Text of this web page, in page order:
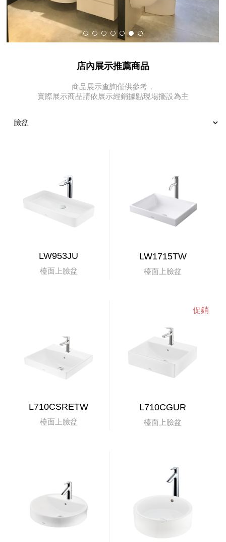
店內展示推薦商品
商品展示查詢僅供參考，
實際展示商品請依展示經銷據點現場擺設為主
LW953JU
檯面上臉盆
LW1715TW
檯面上臉盆
L710CSRETW
檯面上臉盆
L710CGUR
檯面上臉盆